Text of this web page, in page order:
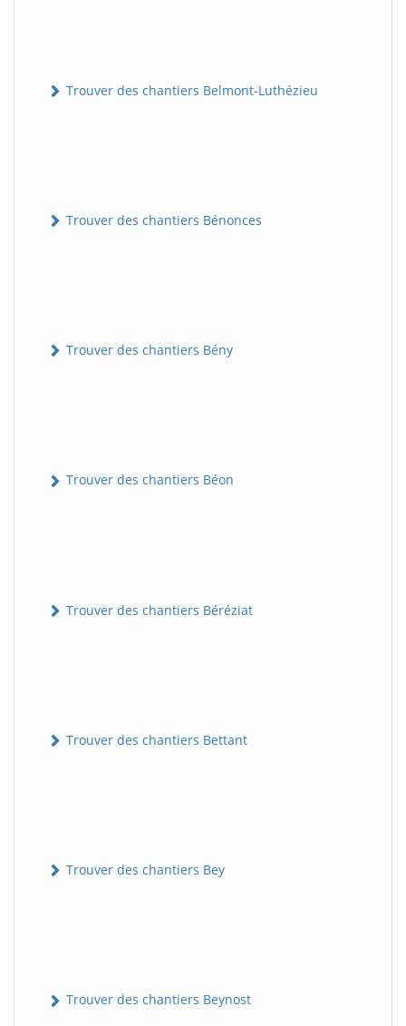
Trouver des chantiers Belmont-Luthézieu
Trouver des chantiers Bénonces
Trouver des chantiers Bény
Trouver des chantiers Béon
Trouver des chantiers Béréziat
Trouver des chantiers Bettant
Trouver des chantiers Bey
Trouver des chantiers Beynost